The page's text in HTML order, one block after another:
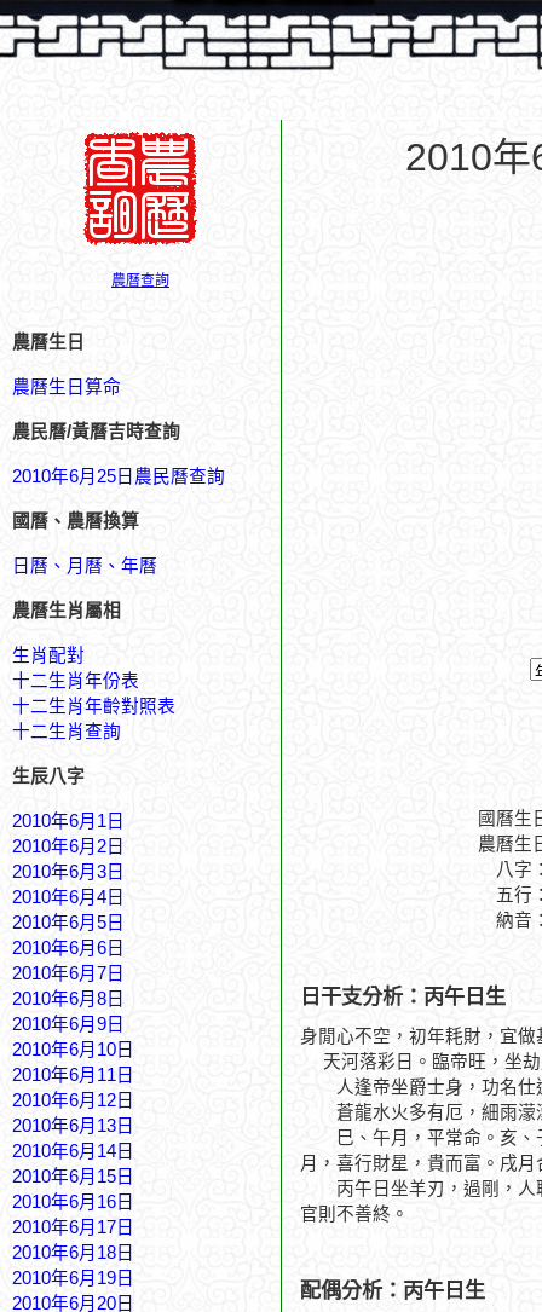
農曆查詢
農曆生日
農曆生日算命
農民曆/黃曆吉時查詢
2010年6月25日農民曆查詢
國曆、農曆換算
日曆、月曆、年曆
農曆生肖屬相
生肖配對
十二生肖年份表
十二生肖年齡對照表
十二生肖查詢
生辰八字
2010年6月1日
2010年6月2日
2010年6月3日
2010年6月4日
2010年6月5日
2010年6月6日
2010年6月7日
2010年6月8日
2010年6月9日
2010年6月10日
2010年6月11日
2010年6月12日
2010年6月13日
2010年6月14日
2010年6月15日
2010年6月16日
2010年6月17日
2010年6月18日
2010年6月19日
2010年6月20日
2010
國曆生
農曆生
八字
五行
納音
日干支分析：丙午日生
身閒心不空，初年耗財，宜
天河落彩日。臨帝旺，坐劫
人逢帝坐爵士身，功名仕
蒼龍水火多有厄，細雨濛
巳、午月，平常命。亥、
月，喜行財星，貴而富。戌
丙午日坐羊刃，過剛，人
官則不善終。
配偶分析：丙午日生